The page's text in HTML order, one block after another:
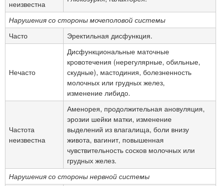
неизвестна
Нарушения со стороны мочеполовой системы
Часто
Эректильная дисфункция.
Нечасто
Дисфункциональные маточные
кровотечения (нерегулярные, обильные,
скудные), мастодиния, болезненность
молочных или грудных желез,
изменение либидо.
Частота
неизвестна
Аменорея, продолжительная ановуляция,
эрозии шейки матки, изменение
выделений из влагалища, боли внизу
живота, вагинит, повышенная
чувствительность сосков молочных или
грудных желез.
Нарушения со стороны нервной системы